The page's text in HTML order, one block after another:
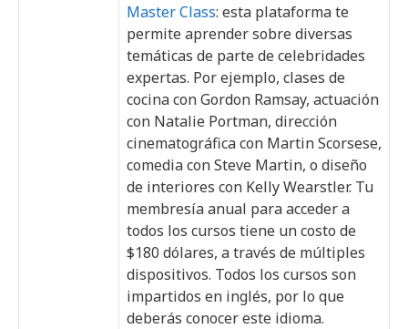
Master Class: esta plataforma te
permite aprender sobre diversas
temáticas de parte de celebridades
expertas. Por ejemplo, clases de
cocina con Gordon Ramsay, actuación
con Natalie Portman, dirección
cinematográfica con Martin Scorsese,
comedia con Steve Martin, o diseño
de interiores con Kelly Wearstler. Tu
membresía anual para acceder a
todos los cursos tiene un costo de
$180 dólares, a través de múltiples
dispositivos. Todos los cursos son
impartidos en inglés, por lo que
deberás conocer este idioma.